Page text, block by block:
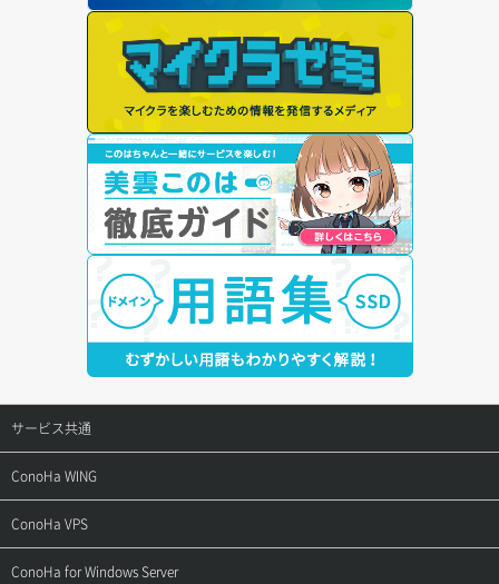
サービス共通
サポートトップ
ご契約・お支払い
ConoHa WING
サポートトップ
ご利用ガイド
ConoHa VPS
サポートトップ
ConoHa for Windows Server